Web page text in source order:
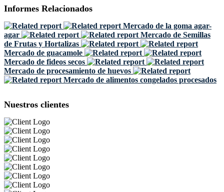
Informes Relacionados
Mercado de la goma agar-
agar
Mercado de Semillas
de Frutas y Hortalizas
Mercado de guacamole
Mercado de fideos secos
Mercado de procesamiento de huevos
Mercado de alimentos congelados procesados
Nuestros clientes